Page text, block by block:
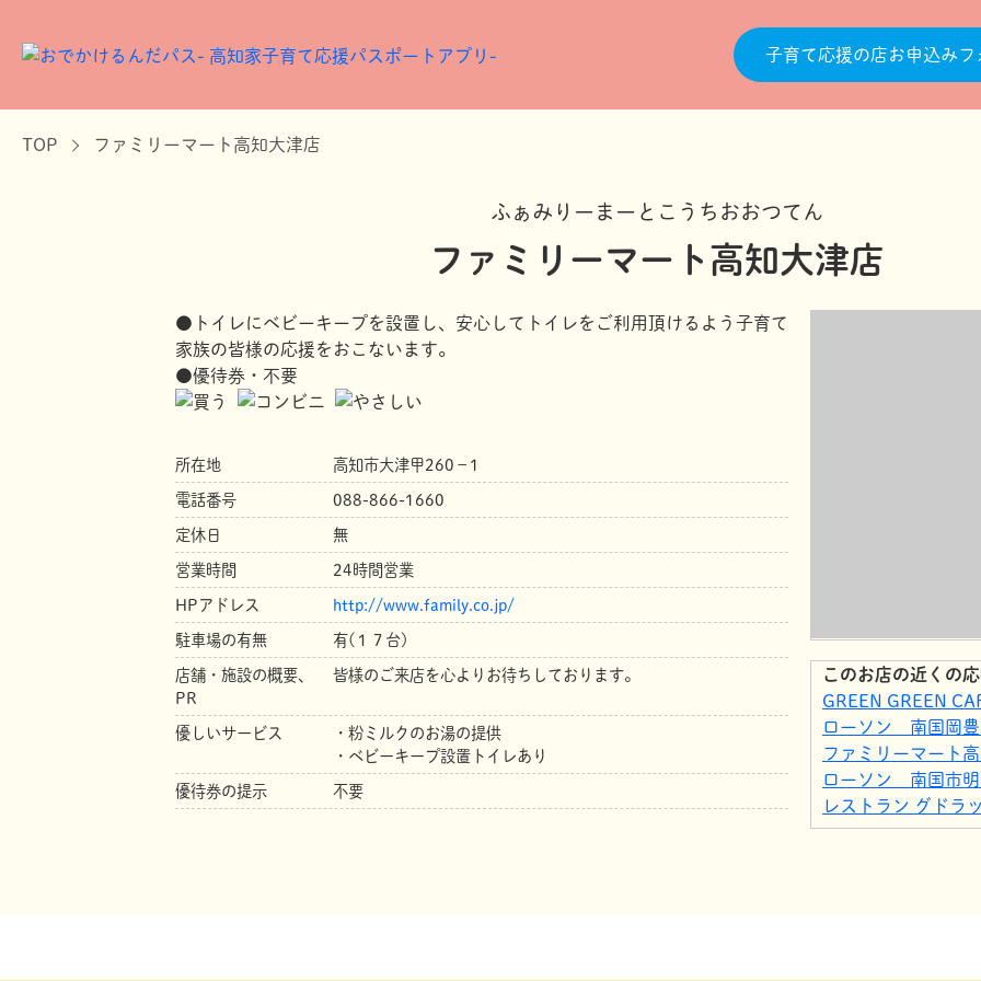
子育て応援の店お申込みフ
TOP ファミリーマート高知大津店
ふぁみりーまーとこうちおおつてん
ファミリーマート高知大津店
●トイレにベビーキープを設置し、安心してトイレをご利用頂けるよう子育て
家族の皆様の応援をおこないます。
●優待券・不要
所在地 高知市大津甲260－1
電話番号 088-866-1660
定休日 無
営業時間 24時間営業
HPアドレス http://www.family.co.jp/
駐車場の有無 有(１７台)
店舗・施設の概要、
PR
皆様のご来店を心よりお待ちしております。
優しいサービス
・粉ミルクのお湯の提供
・ベビーキープ設置トイレあり
優待券の提示 不要
このお店の近くの
GREEN GREEN
ローソン 南国岡豊
ファミリーマート
ローソン 南国市
レストラン グドラ
公益財団法人 高